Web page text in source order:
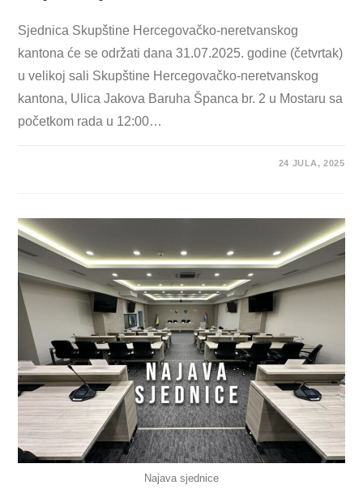
Sjednica Skupštine Hercegovačko-neretvanskog
kantona će se održati dana 31.07.2025. godine (četvrtak)
u velikoj sali Skupštine Hercegovačko-neretvanskog
kantona, Ulica Jakova Baruha Španca br. 2 u Mostaru sa
početkom rada u 12:00…
24 JULA, 2025
Najava sjednice